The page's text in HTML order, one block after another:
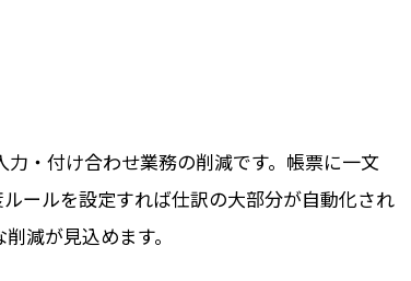
・付け合わせ業務の削減です。帳票に一文
ールを設定すれば仕訳の大部分が自動化され
減が見込めます。